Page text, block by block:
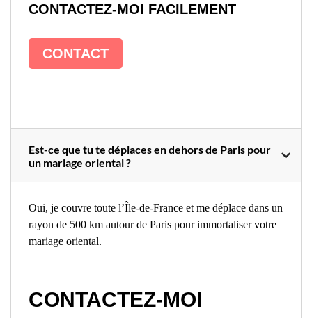
CONTACTEZ-MOI FACILEMENT
CONTACT
Est-ce que tu te déplaces en dehors de Paris pour
un mariage oriental ?
Oui, je couvre toute l’Île-de-France et me déplace dans un
rayon de 500 km autour de Paris pour immortaliser votre
mariage oriental.
CONTACTEZ-MOI